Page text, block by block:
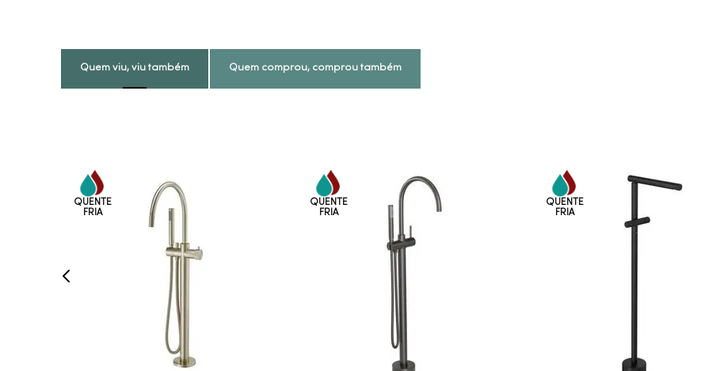
Quem viu, viu também Quem comprou, comprou também
VEJA MAIS
COMPRAR AGORA
VEJA MAIS